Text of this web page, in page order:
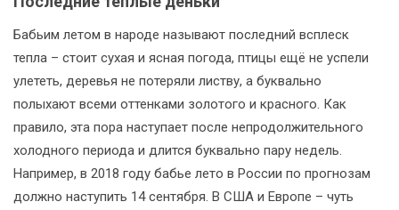
Бабьим летом в народе называют последний всплеск
тепла – стоит сухая и ясная погода, птицы ещё не успели
улететь, деревья не потеряли листву, а буквально
полыхают всеми оттенками золотого и красного. Как
правило, эта пора наступает после непродолжительного
холодного периода и длится буквально пару недель.
Например, в 2018 году бабье лето в России по прогнозам
должно наступить 14 сентября. В США и Европе – чуть